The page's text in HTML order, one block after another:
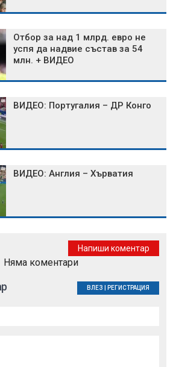
Отбор за над 1 млрд. евро не
успя да надвие състав за 54
млн. + ВИДЕО
ВИДЕО: Португалия – ДР Конго
ВИДЕО: Англия – Хърватия
Напиши коментар
Няма коментари
ВЛЕЗ РЕГИСТРАЦИЯ